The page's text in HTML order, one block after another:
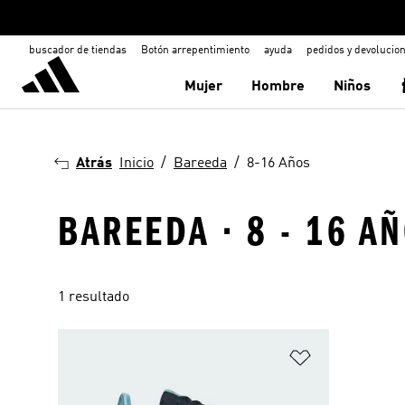
buscador de tiendas Botón arrepentimiento ayuda pedidos y
Mujer Hombre Niños
Atrás Inicio Bareeda 8-16 Años
BAREEDA · 8 - 16
1 resultado